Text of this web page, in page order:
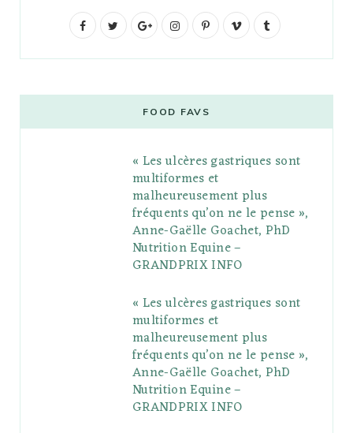
F
b
t
G
g
l
e
P
l
s
I
t
a
g
r
a
m
P
e
r
e
s
V
o
l
r
FOOD FAVS
« Les ulcères gastriques sont
multiformes et
malheureusement plus
fréquents qu’on ne le pense »,
Anne-Gaëlle Goachet, PhD
Nutrition Equine –
GRANDPRIX INFO
« Les ulcères gastriques sont
multiformes et
malheureusement plus
fréquents qu’on ne le pense »,
Anne-Gaëlle Goachet, PhD
Nutrition Equine –
GRANDPRIX INFO